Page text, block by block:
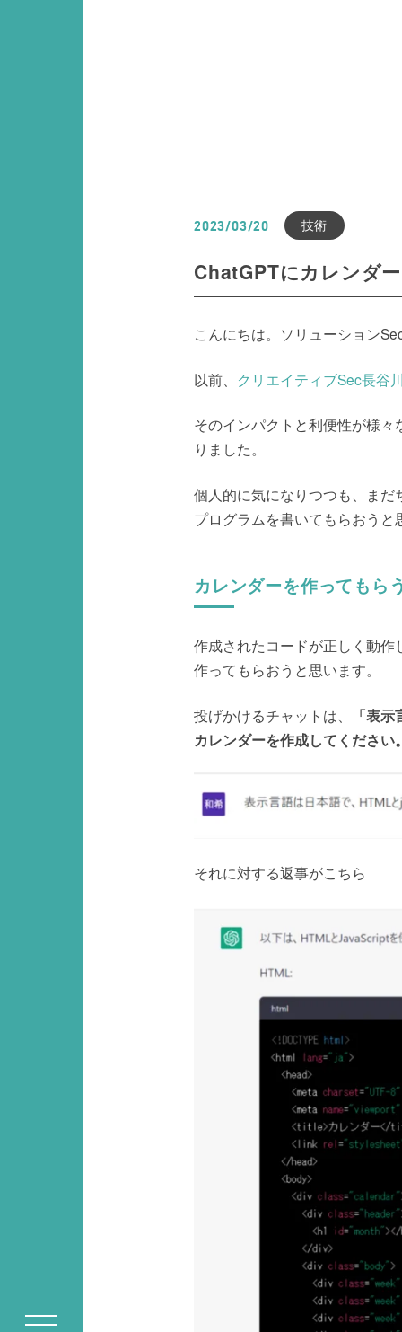
2023/03/20 技術
ChatGPTにカレンダ
こんにちは。ソリューション
以前、 クリエイティブSec長谷
そのインパクトと利便性が様
りました。
個人的に気になりつつも、ま
プログラムを書いてもらおうと
カレンダーを作ってもら
作成されたコードが正しく動
作ってもらおうと思います。
投げかけるチャットは、
「表
カレンダーを作成してください
それに対する返事がこちら